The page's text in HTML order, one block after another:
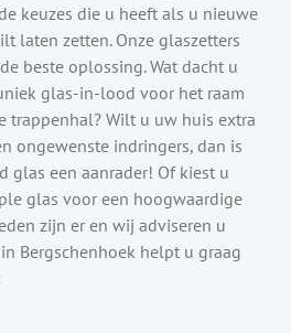
keuzes die u heeft als u nieuwe
laten zetten. Onze glaszetters
beste oplossing. Wat dacht u
glas-in-lood voor het raam
trappenhal? Wilt u uw huis extra
ongewenste indringers, dan is
glas een aanrader! Of kiest u
glas voor een hoogwaardige
zijn er en wij adviseren u
Bergschenhoek helpt u graag